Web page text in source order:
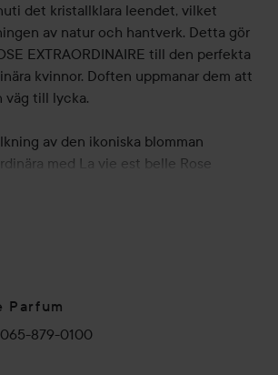
det kristallklara leendet, vilket
av natur och hantverk. Detta gör
EXTRAORDINAIRE till den perfekta
kvinnor. Doften uppmanar dem att
väg till lycka.
av den ikoniska blomman
med La vie est belle Rose
lyxiga doft framhäver skönheten i tre
och vegetabilisk rosenvatten, en
inspirerad av en ros som odlas i
rosor blandas och skapar en ny
av grönt stjälkackord och
medan basnoterna har den
Parfum
879-0100